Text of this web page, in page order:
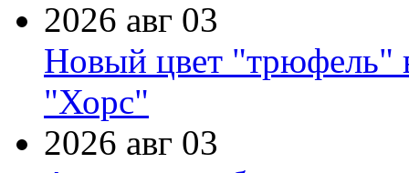
2026 авг 03
Новый цвет "трюфель"
"Хорс"
2026 авг 03